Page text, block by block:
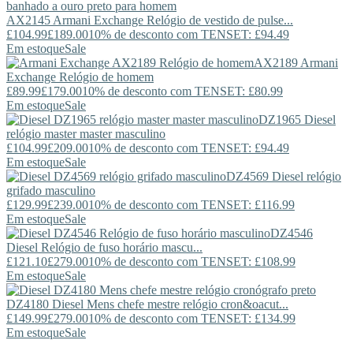
AX2145 Armani Exchange Relógio de vestido de pulse...
£104.99£189.0010% de desconto com TENSET: £94.49
Em estoqueSale
AX2189 Armani
Exchange Relógio de homem
£89.99£179.0010% de desconto com TENSET: £80.99
Em estoqueSale
DZ1965 Diesel
relógio master master masculino
£104.99£209.0010% de desconto com TENSET: £94.49
Em estoqueSale
DZ4569 Diesel relógio
grifado masculino
£129.99£239.0010% de desconto com TENSET: £116.99
Em estoqueSale
DZ4546
Diesel Relógio de fuso horário mascu...
£121.10£279.0010% de desconto com TENSET: £108.99
Em estoqueSale
DZ4180 Diesel Mens chefe mestre relógio cron&oacut...
£149.99£279.0010% de desconto com TENSET: £134.99
Em estoqueSale